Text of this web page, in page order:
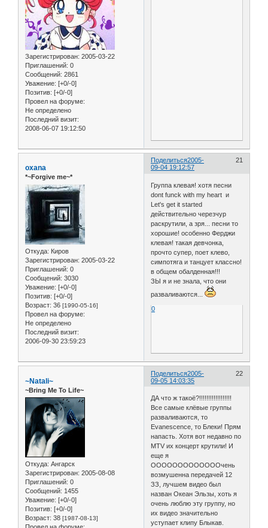
Зарегистрирован: 2005-03-22
Приглашений: 0
Сообщений: 2861
Уважение: [+0/-0]
Позитив: [+0/-0]
Провел на форуме:
Не определено
Последний визит:
2008-06-07 19:12:50
Поделиться 21
2005-
09-04 19:12:57
oxana
*~Forgive me~*
Откуда: Киров
Зарегистрирован: 2005-03-22
Приглашений: 0
Сообщений: 3030
Уважение: [+0/-0]
Позитив: [+0/-0]
Возраст: 36 [1990-05-16]
Провел на форуме:
Не определено
Последний визит:
2006-09-30 23:59:23
Группа клевая! хотя песни
dont funck with my heart и
Let's get it started
действительно черезчур
раскрутили, а зря... песни то
хорошие! особенно Ферджи
клевая! такая девчонка,
прочто супер, поет клево,
симпотяга и танцует классно!
в общем обалденная!!!
ЗЫ я и не знала, что они
разваливаются...
0
Поделиться 22
2005-
09-05 14:03:35
~Natali~
~Bring Me To Life~
Откуда: Ангарск
Зарегистрирован: 2005-08-08
Приглашений: 0
Сообщений: 1455
Уважение: [+0/-0]
Позитив: [+0/-0]
Возраст: 38 [1987-08-13]
ДА что ж такоё?!!!!!!!!!!!!!!!!!!
Все самые клёвые группы
разваливаются, то
Evanescence, то Блеки! Прям
напасть. Хотя вот недавно по
MTV их концерт крутили! И
еще я
ОООООООООООООчень
возмушенна передачей 12
ЗЗ, лучшем видео был
назван Океан Эльзы, хоть я
очень люблю эту группу, но
их видео значительно
уступает клипу Блыкав.